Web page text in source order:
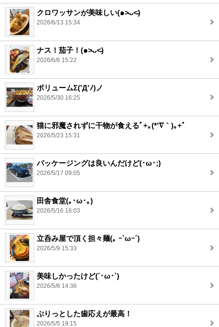
クロワッサンが美味しい(๑˃̵ᴗ˂̵)
2026/6/13 15:34
ナス！茄子！(๑˃̵ᴗ˂̵)
2026/6/6 15:22
ボリュームΣ('Д'ﾉ)ノ
2026/5/30 16:25
猫に邪魔されずに干物が食えるﾟ+｡(*′∇｀)｡+ﾟ
2026/5/23 15:31
パッケージングは良いんだけど(･ω･;)
2026/5/17 09:05
田舎食堂(｡･ω･｡)
2026/5/16 16:03
立呑み屋で頂く担々麺(｡ ｰ`ωｰ´)
2026/5/9 15:33
美味しかったけど(´･ω･`)
2026/5/6 14:36
ぷりっとした歯応えが最高！
2026/5/5 19:15